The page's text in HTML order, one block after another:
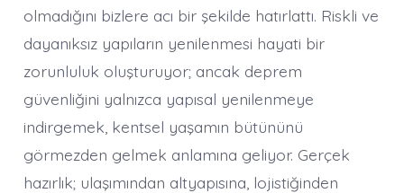
olmadığını bizlere acı bir şekilde hatırlattı. Riskli ve
dayanıksız yapıların yenilenmesi hayati bir
zorunluluk oluşturuyor; ancak deprem
güvenliğini yalnızca yapısal yenilenmeye
indirgemek, kentsel yaşamın bütününü
görmezden gelmek anlamına geliyor. Gerçek
hazırlık; ulaşımından altyapısına, lojistiğinden